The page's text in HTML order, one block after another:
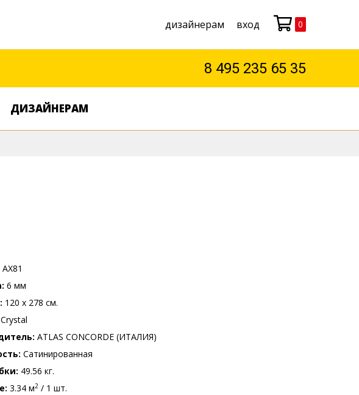
дизайнерам вход Моя корзина
0
8 495 235 65 35
ДИЗАЙНЕРАМ
AX81
6 мм
120 x 278 см.
ATLAS CONCORDE (ИТАЛИЯ)
Сатинированная
49.56 кг.
3.34 м2 / 1 шт.